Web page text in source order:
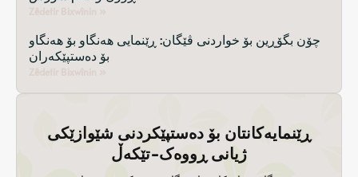
چۆن بگۆڕین بۆ خواردنی ڤێگان: ڕێنمایی هەنگاو بۆ هەنگاو
بۆ دەستپێکەران
ڕێنمایەکانتان بۆ دەستپێکردنی شێوازێکی
ژیانی ڕووەک-تێکەڵ